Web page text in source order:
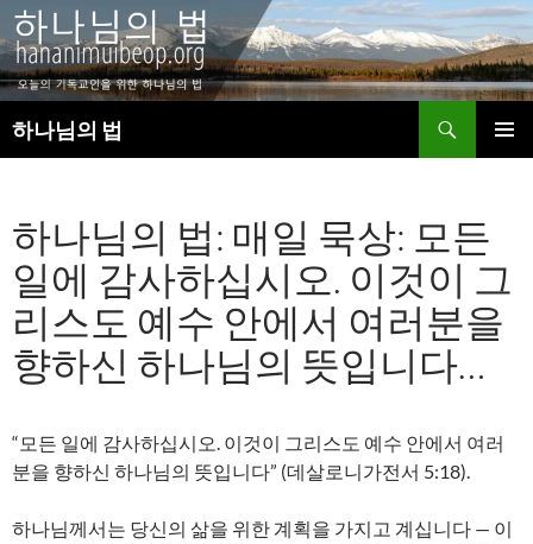
하나님의 법
색
로
건
너
뛰
기
하나님의 법: 매일 묵상: 모든
일에 감사하십시오. 이것이 그
리스도 예수 안에서 여러분을
향하신 하나님의 뜻입니다…
“모든 일에 감사하십시오. 이것이 그리스도 예수 안에서 여러
분을 향하신 하나님의 뜻입니다” (데살로니가전서 5:18).
하나님께서는 당신의 삶을 위한 계획을 가지고 계십니다 — 이